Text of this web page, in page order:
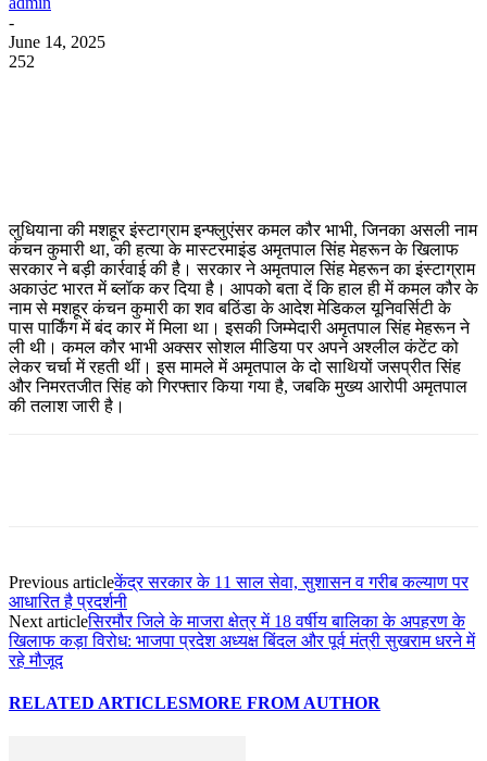
-
June 14, 2025
252
लुधियाना की मशहूर इंस्टाग्राम इन्फ्लुएंसर कमल कौर भाभी, जिनका असली नाम
कंचन कुमारी था, की हत्या के मास्टरमाइंड अमृतपाल सिंह मेहरून के खिलाफ
सरकार ने बड़ी कार्रवाई की है। सरकार ने अमृतपाल सिंह मेहरून का इंस्टाग्राम
अकाउंट भारत में ब्लॉक कर दिया है। आपको बता दें कि हाल ही में कमल कौर के
नाम से मशहूर कंचन कुमारी का शव बठिंडा के आदेश मेडिकल यूनिवर्सिटी के
पास पार्किंग में बंद कार में मिला था। इसकी जिम्मेदारी अमृतपाल सिंह मेहरून ने
ली थी। कमल कौर भाभी अक्सर सोशल मीडिया पर अपने अश्लील कंटेंट को
लेकर चर्चा में रहती थीं। इस मामले में अमृतपाल के दो साथियों जसप्रीत सिंह
और निमरतजीत सिंह को गिरफ्तार किया गया है, जबकि मुख्य आरोपी अमृतपाल
की तलाश जारी है।
Previous articleकेंद्र सरकार के 11 साल सेवा, सुशासन व गरीब कल्याण पर
आधारित है प्रदर्शनी
Next articleसिरमौर जिले के माजरा क्षेत्र में 18 वर्षीय बालिका के अपहरण के
खिलाफ कड़ा विरोध: भाजपा प्रदेश अध्यक्ष बिंदल और पूर्व मंत्री सुखराम धरने में
रहे मौजूद
RELATED ARTICLESMORE FROM AUTHOR